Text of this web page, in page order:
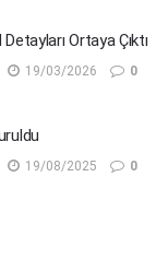
Ortaya Çıktı
19/03/2026 0
19/08/2025 0